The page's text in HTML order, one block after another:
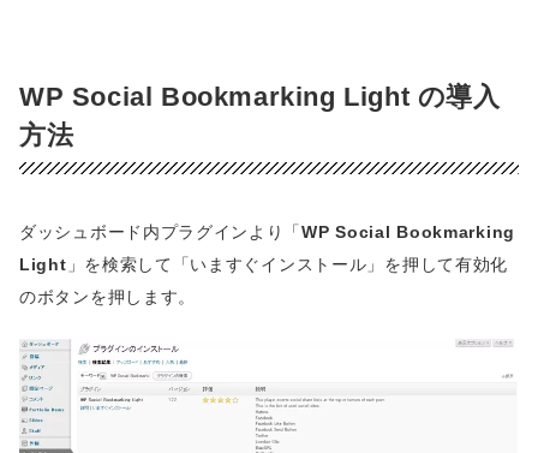
WP Social Bookmarking Light の導入
方法
ダッシュボード内プラグインより「WP Social Bookmarking
Light 」を検索して「いますぐインストール」を押して有効化
のボタンを押します。